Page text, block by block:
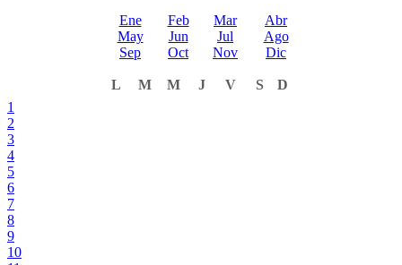
Ene Feb Mar
Abr
May
Jun Jul
Ago
Sep
Oct Nov Dic
L M M J V S
D
1
2
3
4
5
6
7
8
9
10